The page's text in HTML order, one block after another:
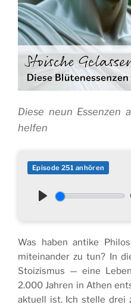
Diese neun Essenzen
helfen
Episode 251 anhören
l
a
y
Was haben antike
miteinander zu tun? In
Stoizismus — eine
2.000 Jahren in Athen
aktuell ist. Ich stelle drei